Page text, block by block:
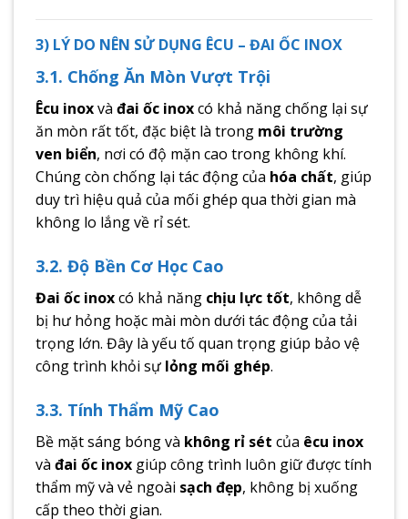
3) LÝ DO NÊN SỬ DỤNG ÊCU – ĐAI ỐC INOX
3.1. Chống Ăn Mòn Vượt Trội
Êcu inoxvà đai ốc inoxcó khả năng chống lại sự
ăn mòn rất tốt, đặc biệt là trong môi trường
ven biển, nơi có độ mặn cao trong không khí.
Chúng còn chống lại tác động của hóa chất, giúp
duy trì hiệu quả của mối ghép qua thời gian mà
không lo lắng về rỉ sét.
3.2. Độ Bền Cơ Học Cao
Đai ốc inoxcó khả năng chịu lực tốt, không dễ
bị hư hỏng hoặc mài mòn dưới tác động của tải
trọng lớn. Đây là yếu tố quan trọng giúp bảo vệ
công trình khỏi sự lỏng mối ghép.
3.3. Tính Thẩm Mỹ Cao
Bề mặt sáng bóng và không rỉ sét của êcu inox
và đai ốc inox giúp công trình luôn giữ được tính
thẩm mỹ và vẻ ngoài sạch đẹp, không bị xuống
cấp theo thời gian.